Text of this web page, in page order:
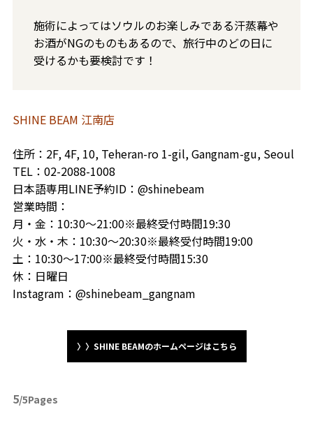
施術によってはソウルのお楽しみである汗蒸幕や
お酒がNGのものもあるので、旅行中のどの日に
受けるかも要検討です！
SHINE BEAM 江南店
住所：2F, 4F, 10, Teheran-ro 1-gil, Gangnam-gu, Seoul
TEL：02-2088-1008
日本語専用LINE予約ID：@shinebeam
営業時間：
月・金：10:30～21:00※最終受付時間19:30
火・水・木：10:30～20:30※最終受付時間19:00
土：10:30～17:00※最終受付時間15:30
休：日曜日
Instagram：@shinebeam_gangnam
〉〉SHINE BEAMのホームページはこちら
5/5Pages